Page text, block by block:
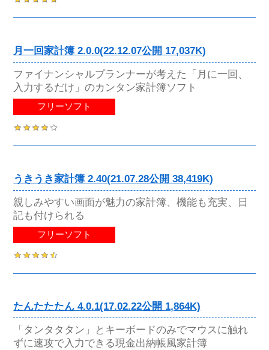
月一回家計簿 2.0.0(22.12.07公開 17,037K)
ファイナンシャルプランナーが考えた「月に一回、
入力するだけ」のカンタン家計簿ソフト
フリーソフト
うきうき家計簿 2.40(21.07.28公開 38,419K)
親しみやすい画面が魅力の家計簿、機能も充実、日
記も付けられる
フリーソフト
たんたたたん 4.0.1(17.02.22公開 1,864K)
「タンタタタン」とキーボードのみでマウスに触れ
ずに速攻で入力できる現金出納帳風家計簿